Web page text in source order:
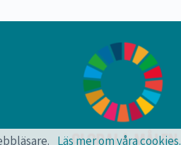
Läs mer om våra cookies.